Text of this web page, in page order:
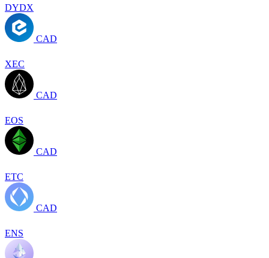
DYDX
CAD
XEC
CAD
EOS
CAD
ETC
CAD
ENS